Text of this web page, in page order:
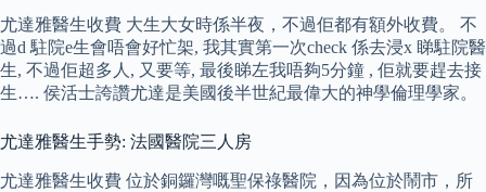
尤達雅醫生收費 大生大女時係半夜，不過佢都有額外收費。 不
過d 駐院e生會唔會好忙架, 我其實第一次check 係去浸x 睇駐院醫
生, 不過佢超多人, 又要等, 最後睇左我唔夠5分鐘 , 佢就要趕去接
生…. 侯活士誇讚尤達是美國後半世紀最偉大的神學倫理學家。
尤達雅醫生手勢: 法國醫院三人房
尤達雅醫生收費 位於銅鑼灣嘅聖保祿醫院，因為位於鬧市，所